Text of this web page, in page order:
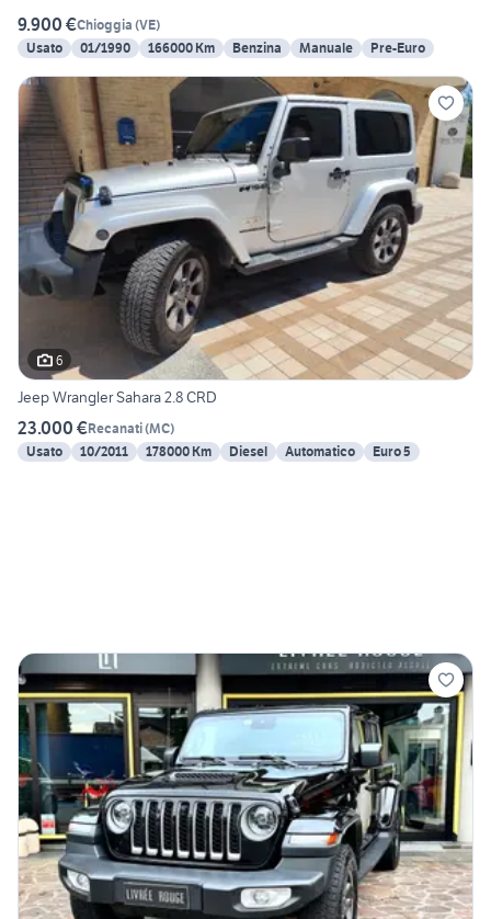
9.900 €Chioggia (VE)
Usato
01/1990 166000 Km Benzina Manuale Pre-Euro
6
Jeep Wrangler Sahara 2.8 CRD
23.000 €Recanati(MC)
Usato
10/2011 178000 Km Diesel Automatico Euro 5